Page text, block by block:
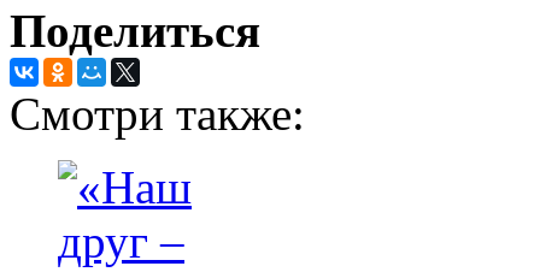
Поделиться
Смотри также: